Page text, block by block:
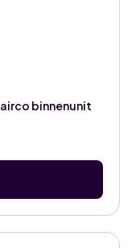
binnenunit